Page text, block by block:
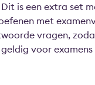
Dit is een extra set
met
vragen,
voor